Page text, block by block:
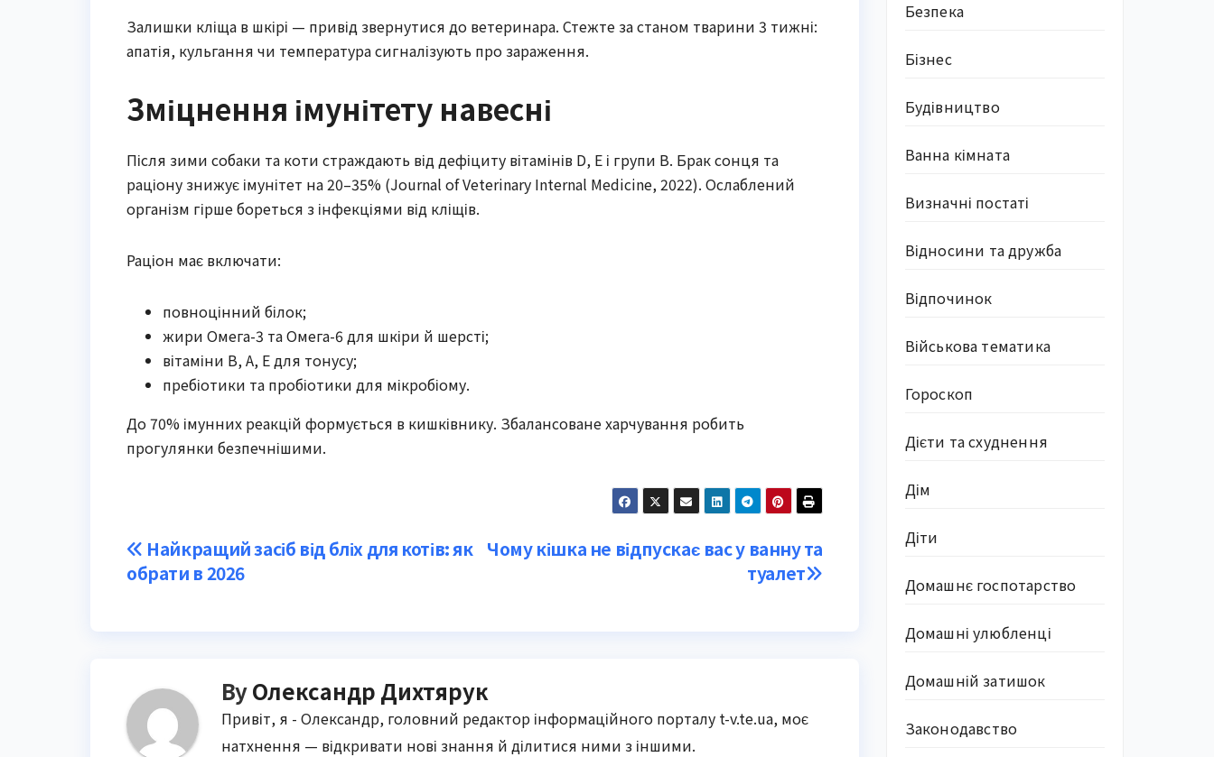
Залишки кліща в шкірі — привід звернутися до ветеринара. Стежте за станом тварини 3 тижні:
апатія, кульгання чи температура сигналізують про зараження.
Зміцнення імунітету навесні
Після зими собаки та коти страждають від дефіциту вітамінів D, E і групи B. Брак сонця та
раціону знижує імунітет на 20–35% (Journal of Veterinary Internal Medicine, 2022). Ослаблений
організм гірше бореться з інфекціями від кліщів.
Раціон має включати:
повноцінний білок;
жири Омега-3 та Омега-6 для шкіри й шерсті;
вітаміни B, A, E для тонусу;
пребіотики та пробіотики для мікробіому.
До 70% імунних реакцій формується в кишківнику. Збалансоване харчування робить
прогулянки безпечнішими.
Post
navigation
Чому кішка не відпускає вас у ванну та
туалет
Найкращий засіб від бліх для котів: як
обрати в 2026
ByОлександр Дихтярук
Привіт, я - Олександр, головний редактор інформаційного порталу t-v.te.ua, моє
натхнення — відкривати нові знання й ділитися ними з іншими.
Безпека
Бізнес
Будівництво
Ванна кімната
Визначні постаті
Відносини та дружба
Відпочинок
Військова тематика
Гороскоп
Дієти та схуднення
Дім
Діти
Домашнє госпотарство
Домашні улюбленці
Домашній затишок
Законодавство